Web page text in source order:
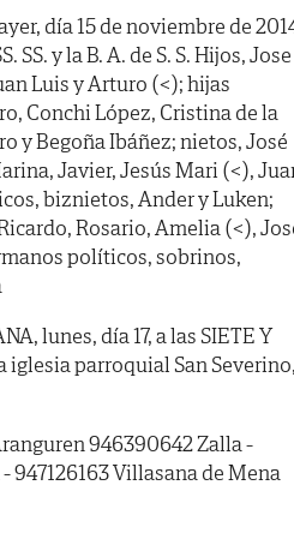
día 15 de noviembre de
y la B. A. de S. S. Hijos, Jose
Luis y Arturo (<); hijas
Conchi López, Cristina de la
y Begoña Ibáñez; nietos, José
Javier, Jesús Mari (<),
biznietos, Ander y Luken;
Rosario, Amelia (<),
políticos, sobrinos,
lunes, día 17, a las SIETE Y
iglesia parroquial San
946390642 Zalla -
947126163 Villasana de Mena